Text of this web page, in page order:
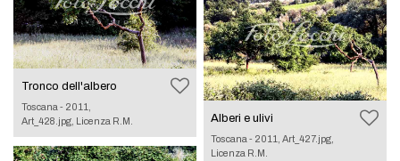
Tronco dell'albero
Toscana - 2011,
Art_428.jpg, Licenza R.M.
Alberi e ulivi
Toscana - 2011, Art_427.jpg,
Licenza R.M.